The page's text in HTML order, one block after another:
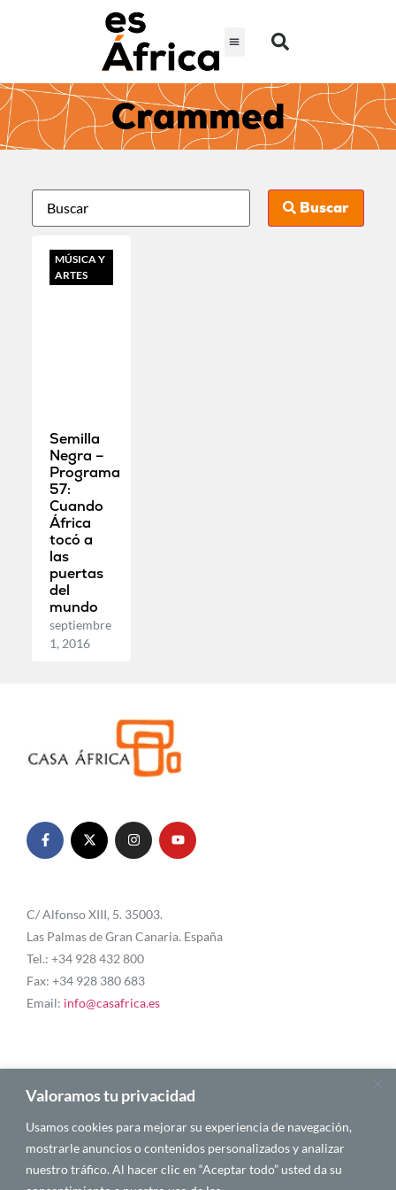
Valoramos tu privacidad
Usamos cookies para mejorar su experiencia de navegación,
mostrarle anuncios o contenidos personalizados y analizar
nuestro tráfico. Al hacer clic en “Aceptar todo” usted da su
Crammed
Buscar
MÚSICA Y
ARTES
Semilla
Negra –
Programa
57:
Cuando
África
tocó a
las
puertas
del
mundo
septiembre
1, 2016
C/ Alfonso XIII, 5. 35003.
Las Palmas de Gran Canaria. España
Tel.: +34 928 432 800
Fax: +34 928 380 683
Email: info@casafrica.es
Blog
Quiénes somos
Autores